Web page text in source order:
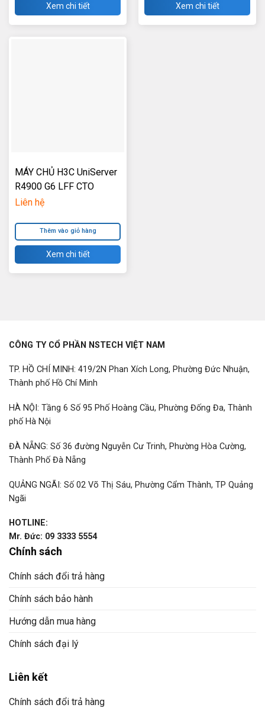
Xem chi tiết Xem chi tiết
MÁY CHỦ H3C UniServer
R4900 G6 LFF CTO
Liên hệ
Thêm vào giỏ hàng
Xem chi tiết
CÔNG TY CỔ PHẦN NSTECH VIỆT NAM
TP. HỒ CHÍ MINH: 419/2N Phan Xích Long, Phường Đức Nhuận,
Thành phố Hồ Chí Minh
HÀ NỘI: Tầng 6 Số 95 Phố Hoàng Cầu, Phường Đống Đa, Thành
phố Hà Nội
ĐÀ NẴNG: Số 36 đường Nguyễn Cư Trinh, Phường Hòa Cường,
Thành Phố Đà Nẵng
QUẢNG NGÃI: Số 02 Võ Thị Sáu, Phường Cẩm Thành, TP Quảng
Ngãi
HOTLINE:
Mr. Đức: 09 3333 5554
Chính sách
Chính sách đổi trả hàng
Chính sách bảo hành
Hướng dẫn mua hàng
Chính sách đại lý
Liên kết
Chính sách đổi trả hàng